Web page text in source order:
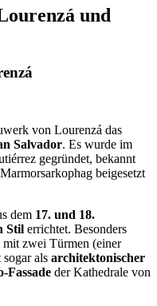
und
von Lourenzá das
Salvador. Es wurde im
gegründet, bekannt
beigesetzt
dem 17. und 18.
Stil errichtet. Besonders
mit zwei Türmen (einer
als architektonischer
Fassade der Kathedrale von